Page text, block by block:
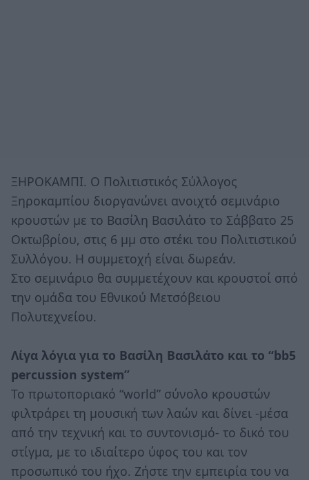
ΞΗΡΟΚΑΜΠΙ. Ο Πολιτιστικός Σύλλογος
Ξηροκαμπίου διοργανώνει ανοιχτό σεμινάριο
κρουστών με το Βασίλη Βασιλάτο το Σάββατο 25
Οκτωβρίου, στις 6 μμ στο στέκι του Πολιτιστικού
Συλλόγου. Η συμμετοχή είναι δωρεάν.
Στο σεμινάριο θα συμμετέχουν και κρουστοί σπό
την ομάδα του Εθνικού Μετσόβειου
Πολυτεχνείου.
Λίγα λόγια για το Βασίλη Βασιλάτο και το “bb5
percussion system”
Το πρωτοποριακό “world” σύνολο κρουστών
φιλτράρει τη μουσική των λαών και δίνει -μέσα
από την τεχνική και το συντονισμό- το δικό του
στίγμα, με το ιδιαίτερο ύφος του και τον
προσωπικό του ήχο. Ζήστε την εμπειρία του να